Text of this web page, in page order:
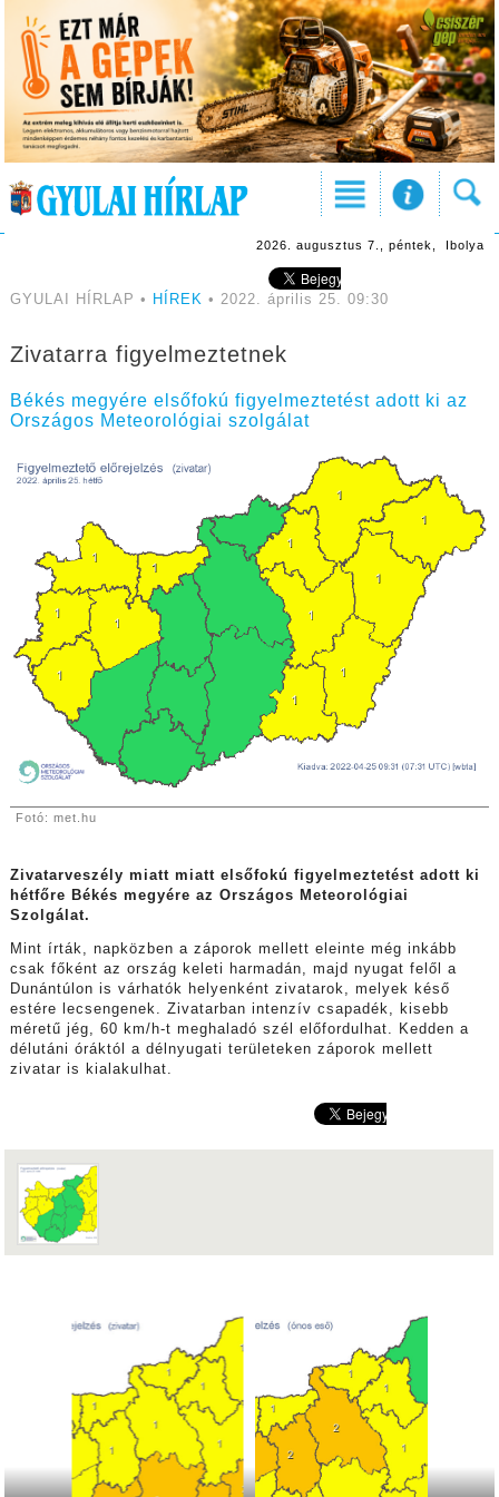
2026. augusztus 7., péntek, Ibolya
GYULAI HÍRLAP • HÍREK • 2022. április 25. 09:30
Zivatarra figyelmeztetnek
Békés megyére elsőfokú figyelmeztetést adott ki az
Országos Meteorológiai szolgálat
Fotó: met.hu
Zivatarveszély miatt miatt elsőfokú figyelmeztetést adott ki
hétfőre Békés megyére az Országos Meteorológiai
Szolgálat.
Mint írták, napközben a záporok mellett eleinte még inkább
csak főként az ország keleti harmadán, majd nyugat felől a
Dunántúlon is várhatók helyenként zivatarok, melyek késő
estére lecsengenek. Zivatarban intenzív csapadék, kisebb
méretű jég, 60 km/h-t meghaladó szél előfordulhat. Kedden a
délutáni óráktól a délnyugati területeken záporok mellett
zivatar is kialakulhat.